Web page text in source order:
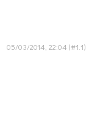
05/03/2014, 22:04